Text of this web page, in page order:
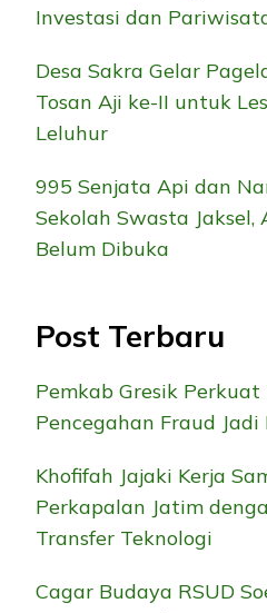
Investasi dan
Desa Sakra Gelar
Tosan Aji ke-II untuk
Leluhur
995 Senjata Api dan
Sekolah Swasta Jaksel,
Belum Dibuka
Post Terbaru
Pemkab Gresik Perkuat
Pencegahan Fraud
Khofifah Jajaki Kerja
Perkapalan Jatim
Transfer Teknologi
Cagar Budaya RSUD